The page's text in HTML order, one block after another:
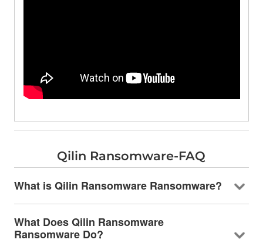
Qilin Ransomware-FAQ
What is Qilin Ransomware Ransomware?
What Does Qilin Ransomware
Ransomware Do?